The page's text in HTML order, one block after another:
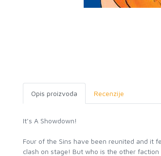
Opis proizvoda Recenzije
It’s A Showdown!
Four of the Sins have been reunited and it
clash on stage! But who is the other